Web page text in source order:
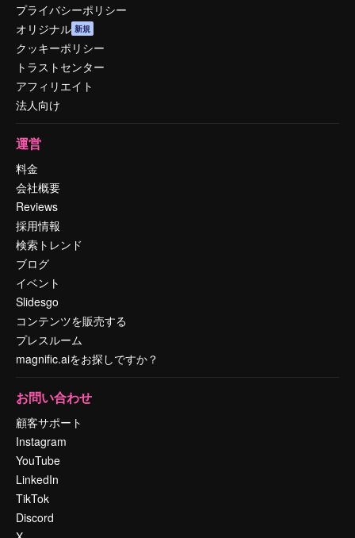
プライバシーポリシー
オリジナル 新規
クッキーポリシー
トラストセンター
アフィリエイト
法人向け
運営
料金
会社概要
Reviews
採用情報
検索トレンド
ブログ
イベント
Slidesgo
コンテンツを販売する
プレスルーム
magnific.aiをお探しですか？
お問い合わせ
顧客サポート
Instagram
YouTube
LinkedIn
TikTok
Discord